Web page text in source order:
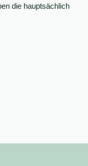
die hauptsächlich